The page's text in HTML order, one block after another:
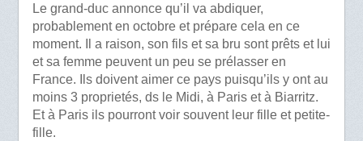
Le grand-duc annonce qu’il va abdiquer,
probablement en octobre et prépare cela en ce
moment. Il a raison, son fils et sa bru sont prêts et lui
et sa femme peuvent un peu se prélasser en
France. Ils doivent aimer ce pays puisqu’ils y ont au
moins 3 proprietés, ds le Midi, à Paris et à Biarritz.
Et à Paris ils pourront voir souvent leur fille et petite-
fille.